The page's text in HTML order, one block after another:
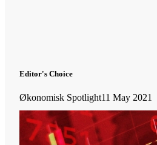
Editor's Choice
Økonomisk Spotlight11 May 2021